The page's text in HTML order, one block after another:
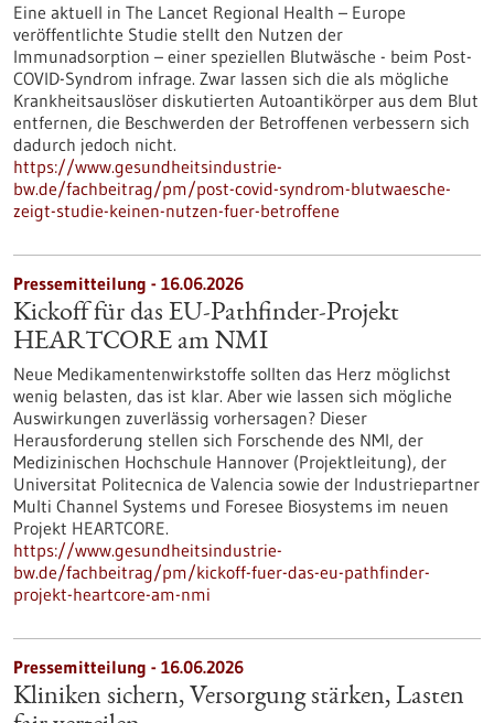
Eine aktuell in The Lancet Regional Health – Europe
veröffentlichte Studie stellt den Nutzen der
Immunadsorption – einer speziellen Blutwäsche - beim Post-
COVID-Syndrom infrage. Zwar lassen sich die als mögliche
Krankheitsauslöser diskutierten Autoantikörper aus dem Blut
entfernen, die Beschwerden der Betroffenen verbessern sich
dadurch jedoch nicht.
https://www.gesundheitsindustrie-
bw.de/fachbeitrag/pm/post-covid-syndrom-blutwaesche-
zeigt-studie-keinen-nutzen-fuer-betroffene
Pressemitteilung - 16.06.2026
Kickoff für das EU-Pathfinder-Projekt
HEARTCORE am NMI
Neue Medikamentenwirkstoffe sollten das Herz möglichst
wenig belasten, das ist klar. Aber wie lassen sich mögliche
Auswirkungen zuverlässig vorhersagen? Dieser
Herausforderung stellen sich Forschende des NMI, der
Medizinischen Hochschule Hannover (Projektleitung), der
Universitat Politecnica de Valencia sowie der Industriepartner
Multi Channel Systems und Foresee Biosystems im neuen
Projekt HEARTCORE.
https://www.gesundheitsindustrie-
bw.de/fachbeitrag/pm/kickoff-fuer-das-eu-pathfinder-
projekt-heartcore-am-nmi
Pressemitteilung - 16.06.2026
Kliniken sichern, Versorgung stärken, Lasten